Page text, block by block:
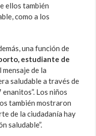
ellos también
como a los
una función de
estudiante de
de la
saludable a través de
Los niños
también mostraron
de la ciudadanía hay
saludable”.